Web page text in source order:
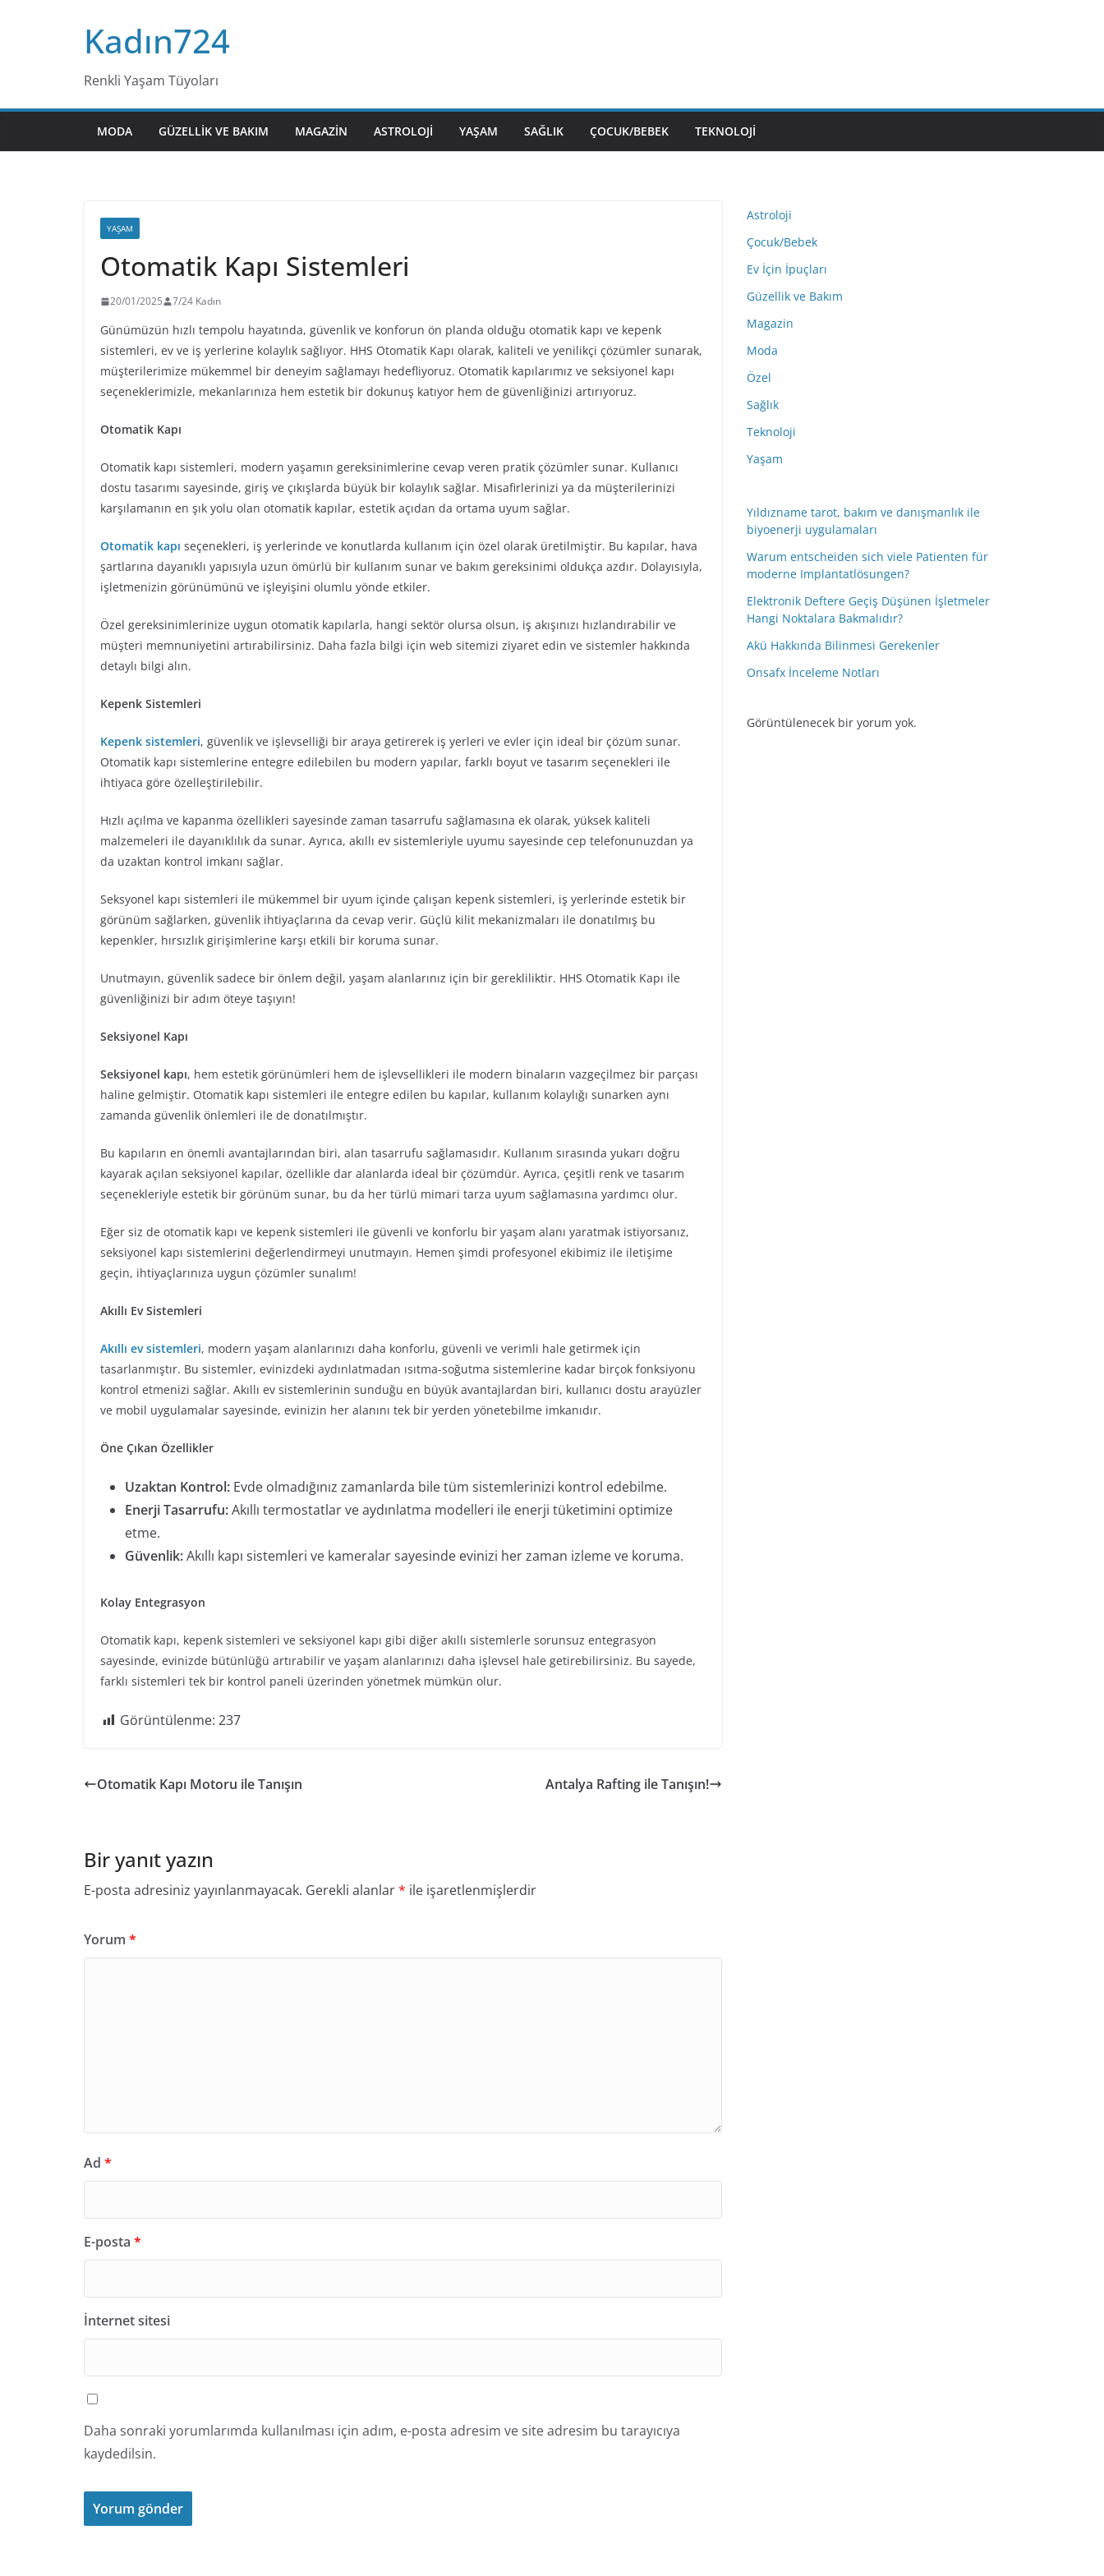
Kadın724
Renkli Yaşam Tüyoları
MODA GÜZELLIK VE BAKIM MAGAZIN ASTROLOJI YAŞAM SAĞLIK ÇOCUK/BEBEK TEKNOLOJI
YAŞAM
Otomatik Kapı Sistemleri
20/01/2025 7/24 Kadın
Günümüzün hızlı tempolu hayatında, güvenlik ve konforun ön planda olduğu otomatik kapı ve kepenk
sistemleri, ev ve iş yerlerine kolaylık sağlıyor. HHS Otomatik Kapı olarak, kaliteli ve yenilikçi çözümler sunarak,
müşterilerimize mükemmel bir deneyim sağlamayı hedefliyoruz. Otomatik kapılarımız ve seksiyonel kapı
seçeneklerimizle, mekanlarınıza hem estetik bir dokunuş katıyor hem de güvenliğinizi artırıyoruz.
Otomatik Kapı
Otomatik kapı sistemleri, modern yaşamın gereksinimlerine cevap veren pratik çözümler sunar. Kullanıcı
dostu tasarımı sayesinde, giriş ve çıkışlarda büyük bir kolaylık sağlar. Misafirlerinizi ya da müşterilerinizi
karşılamanın en şık yolu olan otomatik kapılar, estetik açıdan da ortama uyum sağlar.
Otomatik kapı seçenekleri, iş yerlerinde ve konutlarda kullanım için özel olarak üretilmiştir. Bu kapılar, hava
şartlarına dayanıklı yapısıyla uzun ömürlü bir kullanım sunar ve bakım gereksinimi oldukça azdır. Dolayısıyla,
işletmenizin görünümünü ve işleyişini olumlu yönde etkiler.
Özel gereksinimlerinize uygun otomatik kapılarla, hangi sektör olursa olsun, iş akışınızı hızlandırabilir ve
müşteri memnuniyetini artırabilirsiniz. Daha fazla bilgi için web sitemizi ziyaret edin ve sistemler hakkında
detaylı bilgi alın.
Kepenk Sistemleri
Kepenk sistemleri, güvenlik ve işlevselliği bir araya getirerek iş yerleri ve evler için ideal bir çözüm sunar.
Otomatik kapı sistemlerine entegre edilebilen bu modern yapılar, farklı boyut ve tasarım seçenekleri ile
ihtiyaca göre özelleştirilebilir.
Hızlı açılma ve kapanma özellikleri sayesinde zaman tasarrufu sağlamasına ek olarak, yüksek kaliteli
malzemeleri ile dayanıklılık da sunar. Ayrıca, akıllı ev sistemleriyle uyumu sayesinde cep telefonunuzdan ya
da uzaktan kontrol imkanı sağlar.
Seksyonel kapı sistemleri ile mükemmel bir uyum içinde çalışan kepenk sistemleri, iş yerlerinde estetik bir
görünüm sağlarken, güvenlik ihtiyaçlarına da cevap verir. Güçlü kilit mekanizmaları ile donatılmış bu
kepenkler, hırsızlık girişimlerine karşı etkili bir koruma sunar.
Unutmayın, güvenlik sadece bir önlem değil, yaşam alanlarınız için bir gerekliliktir. HHS Otomatik Kapı ile
güvenliğinizi bir adım öteye taşıyın!
Seksiyonel Kapı
Seksiyonel kapı, hem estetik görünümleri hem de işlevsellikleri ile modern binaların vazgeçilmez bir parçası
haline gelmiştir. Otomatik kapı sistemleri ile entegre edilen bu kapılar, kullanım kolaylığı sunarken aynı
zamanda güvenlik önlemleri ile de donatılmıştır.
Bu kapıların en önemli avantajlarından biri, alan tasarrufu sağlamasıdır. Kullanım sırasında yukarı doğru
kayarak açılan seksiyonel kapılar, özellikle dar alanlarda ideal bir çözümdür. Ayrıca, çeşitli renk ve tasarım
seçenekleriyle estetik bir görünüm sunar, bu da her türlü mimari tarza uyum sağlamasına yardımcı olur.
Eğer siz de otomatik kapı ve kepenk sistemleri ile güvenli ve konforlu bir yaşam alanı yaratmak istiyorsanız,
seksiyonel kapı sistemlerini değerlendirmeyi unutmayın. Hemen şimdi profesyonel ekibimiz ile iletişime
geçin, ihtiyaçlarınıza uygun çözümler sunalım!
Akıllı Ev Sistemleri
Akıllı ev sistemleri, modern yaşam alanlarınızı daha konforlu, güvenli ve verimli hale getirmek için
tasarlanmıştır. Bu sistemler, evinizdeki aydınlatmadan ısıtma-soğutma sistemlerine kadar birçok fonksiyonu
kontrol etmenizi sağlar. Akıllı ev sistemlerinin sunduğu en büyük avantajlardan biri, kullanıcı dostu arayüzler
ve mobil uygulamalar sayesinde, evinizin her alanını tek bir yerden yönetebilme imkanıdır.
Öne Çıkan Özellikler
Uzaktan Kontrol: Evde olmadığınız zamanlarda bile tüm sistemlerinizi kontrol edebilme.
Enerji Tasarrufu:Akıllı termostatlar ve aydınlatma modelleri ile enerji tüketimini optimize
etme.
Güvenlik:Akıllı kapı sistemleri ve kameralar sayesinde evinizi her zaman izleme ve koruma.
Kolay Entegrasyon
Otomatik kapı, kepenk sistemleri ve seksiyonel kapı gibi diğer akıllı sistemlerle sorunsuz entegrasyon
sayesinde, evinizde bütünlüğü artırabilir ve yaşam alanlarınızı daha işlevsel hale getirebilirsiniz. Bu sayede,
farklı sistemleri tek bir kontrol paneli üzerinden yönetmek mümkün olur.
Görüntülenme: 237
Otomatik Kapı Motoru ile Tanışın Antalya Rafting ile Tanışın!
Bir yanıt yazın
E-posta adresiniz yayınlanmayacak. Gerekli alanlar* ile işaretlenmişlerdir
Yorum *
Ad *
E-posta *
İnternet sitesi
Daha sonraki yorumlarımda kullanılması için adım, e-posta adresim ve site adresim bu tarayıcıya
kaydedilsin.
Astroloji
Çocuk/Bebek
Ev İçin İpuçları
Güzellik ve Bakım
Magazin
Moda
Özel
Sağlık
Teknoloji
Yaşam
Yıldızname tarot, bakım ve danışmanlık ile
biyoenerji uygulamaları
Warum entscheiden sich viele Patienten für
moderne Implantatlösungen?
Elektronik Deftere Geçiş Düşünen İşletmeler
Hangi Noktalara Bakmalıdır?
Akü Hakkında Bilinmesi Gerekenler
Onsafx İnceleme Notları
Görüntülenecek bir yorum yok.